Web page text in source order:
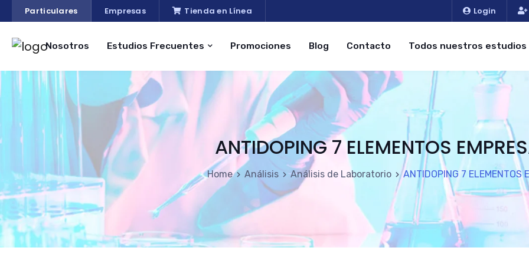
Particulares Empresas Tienda en Línea Login
Nosotros Estudios Frecuentes Promociones Blog Contacto Todos nuestros estudios
ANTIDOPING 7 ELEMENTOS
Home Análisis Análisis de Laboratorio ANTIDOPING 7 ELEMENTOS